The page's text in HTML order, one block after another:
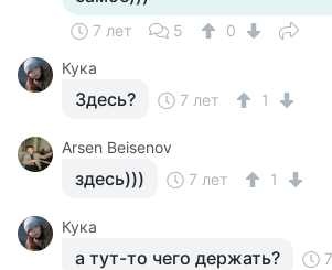
7 лет 5
0
Кука
Здесь? 7 лет 1
Arsen Beisenov
здесь))) 7 лет 1
Кука
а тут-то чего держать?